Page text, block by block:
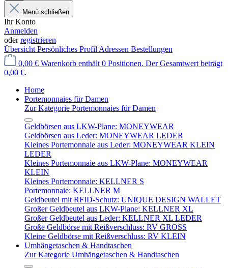
Menü schließen
Ihr Konto
Anmelden
oderregistrieren
Übersicht Persönliches Profil Adressen Bestellungen
0,00 € Warenkorb enthält 0 Positionen. Der Gesamtwert beträgt
0,00 €.
Home
Portemonnaies für Damen
Zur Kategorie Portemonnaies für Damen
Geldbörsen aus LKW-Plane: MONEYWEAR
Geldbörsen aus Leder: MONEYWEAR LEDER
Kleines Portemonnaie aus Leder: MONEYWEAR KLEIN
LEDER
Kleines Portemonnaie aus LKW-Plane: MONEYWEAR
KLEIN
Kleines Portemonnaie: KELLNER S
Portemonnaie: KELLNER M
Geldbeutel mit RFID-Schutz: UNIQUE DESIGN WALLET
Großer Geldbeutel aus LKW-Plane: KELLNER XL
Großer Geldbeutel aus Leder: KELLNER XL LEDER
Große Geldbörse mit Reißverschluss: RV GROSS
Kleine Geldbörse mit Reißverschluss: RV KLEIN
Umhängetaschen & Handtaschen
Zur Kategorie Umhängetaschen & Handtaschen